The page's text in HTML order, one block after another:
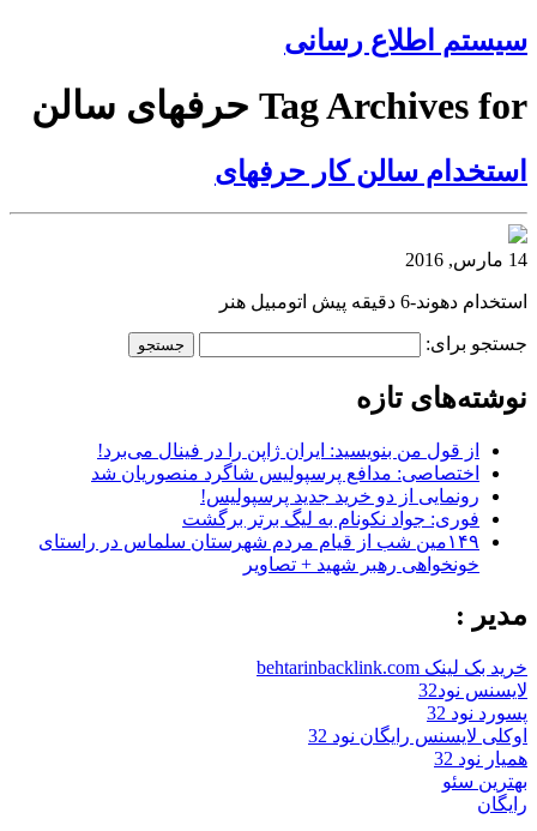
سیستم اطلاع رسانی
Tag Archives for حرفه‎ای سالن
استخدام سالن کار حرفه‎ای
14 مارس, 2016
استخدام دهوند-6 دقیقه پیش اتومبیل هنر
جستجو برای:
نوشته‌های تازه
از قول من بنویسید: ایران ژاپن را در فینال می‌برد!
اختصاصی: مدافع پرسپولیس شاگرد منصوریان شد
رونمایی از دو خرید جدید پرسپولیس!
فوری: جواد نکونام به لیگ برتر برگشت
۱۴۹مین شب از قیام مردم شهرستان سلماس در راستای
خونخواهی رهبر شهید + تصاویر
مدیر :
خرید بک لینک behtarinbacklink.com
لایسنس نود32
پسورد نود 32
اوکلی لایسنس رایگان نود 32
همیار نود 32
بهترین سئو
رایگان